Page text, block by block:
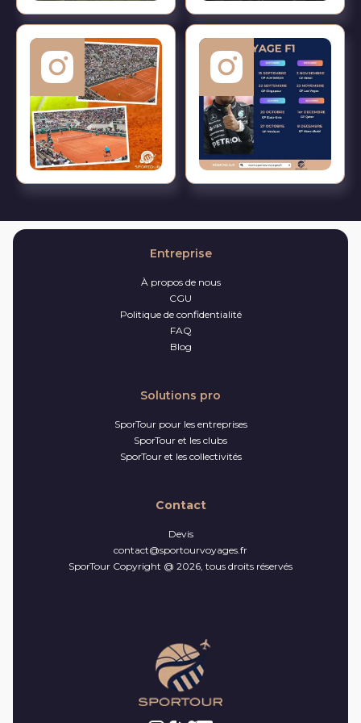
Entreprise
À propos de nous
CGU
Politique de confidentialité
FAQ
Blog
Solutions pro
SporTour pour les entreprises
SporTour et les clubs
SporTour et les collectivités
Contact
Devis
contact@sportourvoyages.fr
SporTour Copyright @ 2026, tous droits réservés